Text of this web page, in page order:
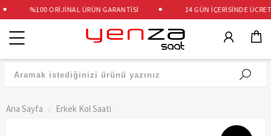
%100 ORİJİNAL ÜRÜN GARANTİSİ 14 GÜN İÇERİSİNDE
Kategoriler
Ana Sayfa Erkek Kol Saati